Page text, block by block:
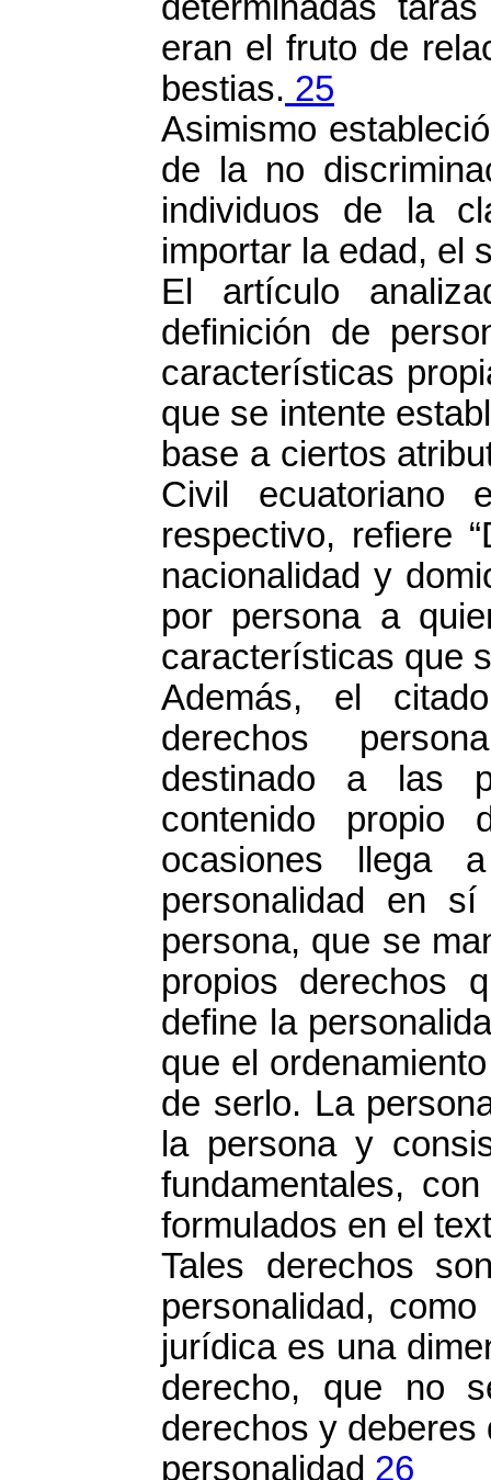
eran el fruto de
bestias. 25
Asimismo
de la no
individuos de la
importar la edad, el
El artículo
definición de
características
que se intente
base a ciertos
Civil ecuatoriano
respectivo, refiere
nacionalidad y
por persona a
características que
Además, el
derechos
destinado a las
contenido
ocasiones llega
personalidad en
persona, que se
propios derechos
define la
que el
de serlo. La
la persona y
fundamentales,
formulados en el
Tales derechos
personalidad,
jurídica es una
derecho, que no
derechos y deberes
personalidad 26